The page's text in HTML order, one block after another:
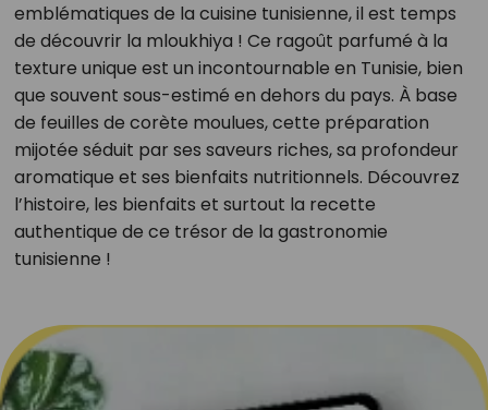
emblématiques de la cuisine tunisienne, il est temps
de découvrir la mloukhiya ! Ce ragoût parfumé à la
texture unique est un incontournable en Tunisie, bien
que souvent sous-estimé en dehors du pays. À base
de feuilles de corète moulues, cette préparation
mijotée séduit par ses saveurs riches, sa profondeur
aromatique et ses bienfaits nutritionnels. Découvrez
l’histoire, les bienfaits et surtout la recette
authentique de ce trésor de la gastronomie
tunisienne !